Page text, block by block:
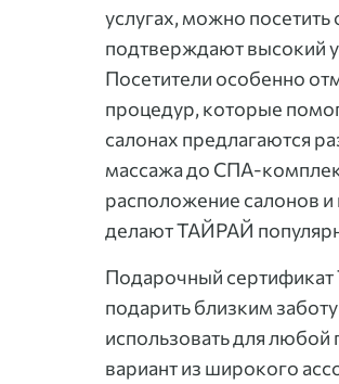
услугах, можно
подтверждают высокий
Посетители особенно
процедур, которые
салонах предлагаются
массажа до СПА-
расположение салонов
делают ТАЙРАЙ
Подарочный
подарить близким
использовать для
вариант из широкого